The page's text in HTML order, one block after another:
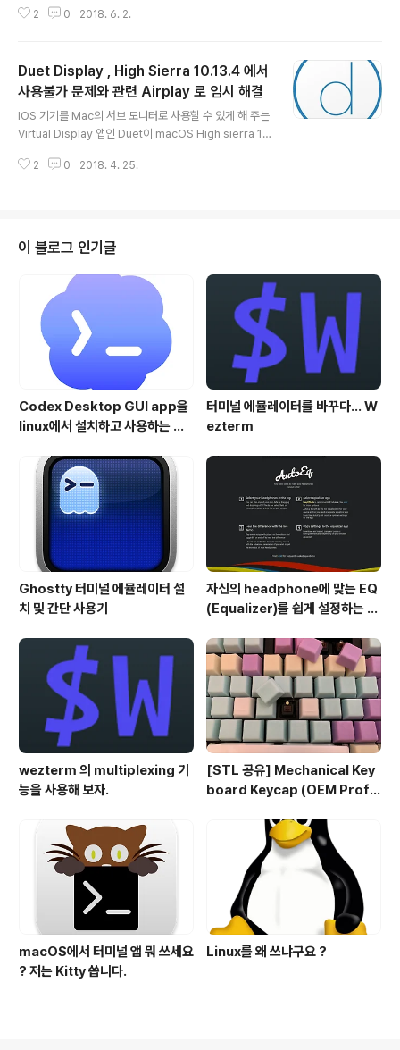
네요.... (기대기대..)..
수 있으며, installer가 필요하다면, App Store의 mac
ate는 Major 버전인 10.13 에서 부터 현재까지의 최신 항
목들을 누적해 놓은 Update Installer 입니다. 버전 10.1
3에 A, B, C 라는 항목이 있고, 10.13.1에서 A가 업데이트
되고, 10.13.2에서 B가 업데이트 되고, 10.13.3에서 C 항
목이 업데이트 되었다고 가정을 했을 때, ..
2 0 2018. 6. 2.
Duet Display , High Sierra 10.13.4 에서
사용불가 문제와 관련 Airplay 로 임시 해결
IOS 기기를 Mac의 서브 모니터로 사용할 수 있게 해 주는
Virtual Display 앱인 Duet이 macOS High sierra 10.
있다는 것을 얼마 전에 전해 드린 바 있는데요...이번 애플
준에서 애플의 Airplay 미러링 모드로 사용할 수 있도록
조치(version 1.7.1.2)를 했습니다. 오늘 릴리즈된 1.7.1.2
를 설치하고, IOS기기를 Mac과 연결 후 Duet를 실행하
면, 아래와 같이 menubar에 Airplay 아이콘에서 접속..
2 0 2018. 4. 25.
이 블로그 인기글
Codex Desktop GUI app을
linux에서 설치하고 사용하는 방
터미널 에뮬레이터를 바꾸다... W
ezterm
Ghostty 터미널 에뮬레이터 설
치 및 간단 사용기
자신의 headphone에 맞는 EQ
(Equalizer)를 쉽게 설정하는 방
wezterm 의 multiplexing 기
능을 사용해 보자.
[STL 공유] Mechanical Key
board Keycap (OEM Profil
macOS에서 터미널 앱 뭐 쓰세요
? 저는 Kitty 씁니다.
Linux를 왜 쓰냐구요 ?